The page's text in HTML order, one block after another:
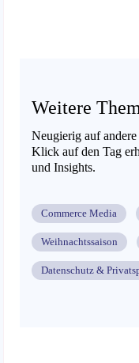
Weitere
Neugierig auf
Klick auf den Tag
und Insights.
Commerce Media
Weihnachtssaison
Datenschutz &